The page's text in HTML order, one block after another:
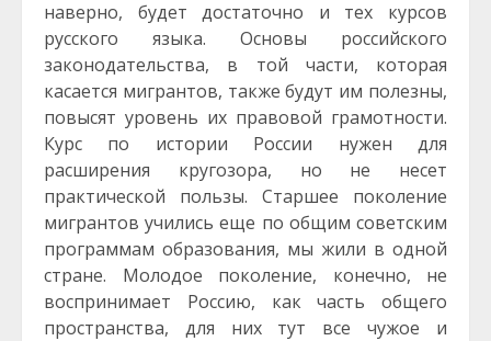
наверно, будет достаточно и тех курсов
русского языка. Основы российского
законодательства, в той части, которая
касается мигрантов, также будут им полезны,
повысят уровень их правовой грамотности.
Курс по истории России нужен для
расширения кругозора, но не несет
практической пользы. Старшее поколение
мигрантов учились еще по общим советским
программам образования, мы жили в одной
стране. Молодое поколение, конечно, не
воспринимает Россию, как часть общего
пространства, для них тут все чужое и